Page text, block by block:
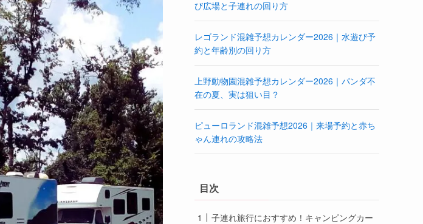
び広場と子連れの回り方
レゴランド混雑予想カレンダー2026｜水遊び予
約と年齢別の回り方
上野動物園混雑予想カレンダー2026｜パンダ不
在の夏、実は狙い目？
ピューロランド混雑予想2026｜来場予約と赤ち
ゃん連れの攻略法
目次
子連れ旅行におすすめ！キャンピングカー